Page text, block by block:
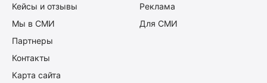
Кейсы и отзывы
Мы в СМИ
Партнеры
Контакты
Карта сайта
Реклама
Для СМИ